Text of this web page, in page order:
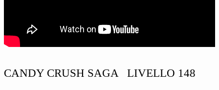
CANDY CRUSH SAGA LIVELLO 148